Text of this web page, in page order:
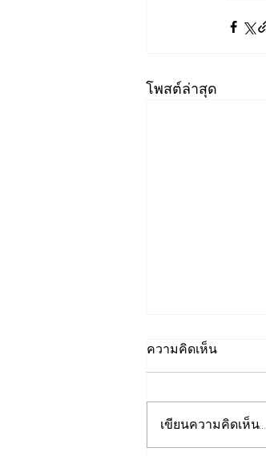
โพสต์ล่าสุด
ความคิดเห็น
เขียนความคิดเห็น…